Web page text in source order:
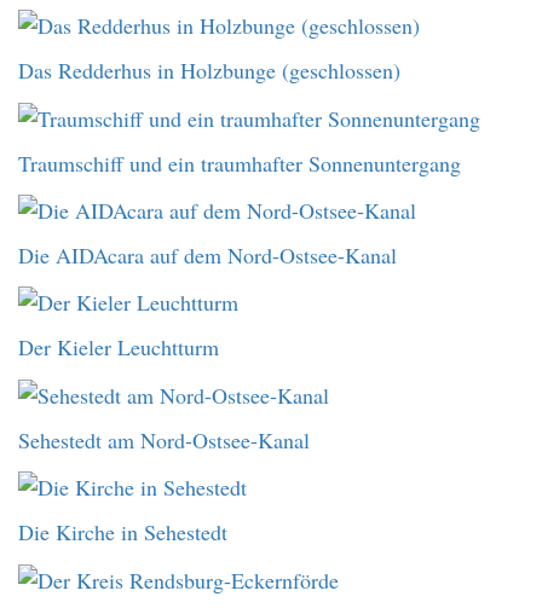
Das Redderhus in Holzbunge (geschlossen)
Traumschiff und ein traumhafter Sonnenuntergang
Die AIDAcara auf dem Nord-Ostsee-Kanal
Der Kieler Leuchtturm
Sehestedt am Nord-Ostsee-Kanal
Die Kirche in Sehestedt